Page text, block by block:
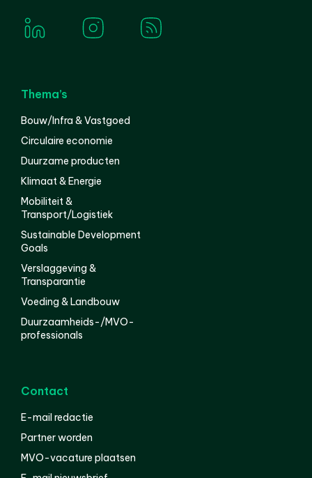
Thema’s
Bouw/Infra & Vastgoed
Circulaire economie
Duurzame producten
Klimaat & Energie
Mobiliteit &
Transport/Logistiek
Sustainable Development
Goals
Verslaggeving &
Transparantie
Voeding & Landbouw
Duurzaamheids-/MVO-
professionals
Contact
E-mail redactie
Partner worden
MVO-vacature plaatsen